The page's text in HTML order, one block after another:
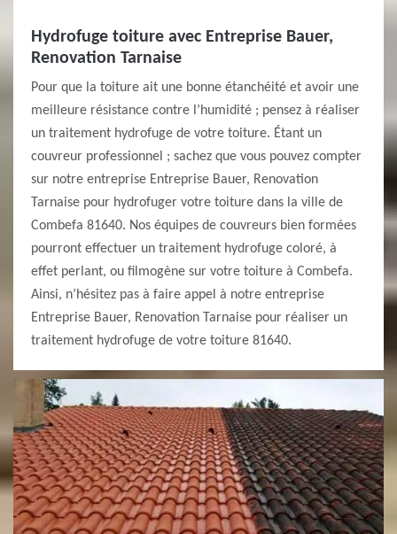
Hydrofuge toiture avec Entreprise Bauer,
Renovation Tarnaise
Pour que la toiture ait une bonne étanchéité et avoir une
meilleure résistance contre l’humidité ; pensez à réaliser
un traitement hydrofuge de votre toiture. Étant un
couvreur professionnel ; sachez que vous pouvez compter
sur notre entreprise Entreprise Bauer, Renovation
Tarnaise pour hydrofuger votre toiture dans la ville de
Combefa 81640. Nos équipes de couvreurs bien formées
pourront effectuer un traitement hydrofuge coloré, à
effet perlant, ou filmogène sur votre toiture à Combefa.
Ainsi, n’hésitez pas à faire appel à notre entreprise
Entreprise Bauer, Renovation Tarnaise pour réaliser un
traitement hydrofuge de votre toiture 81640.